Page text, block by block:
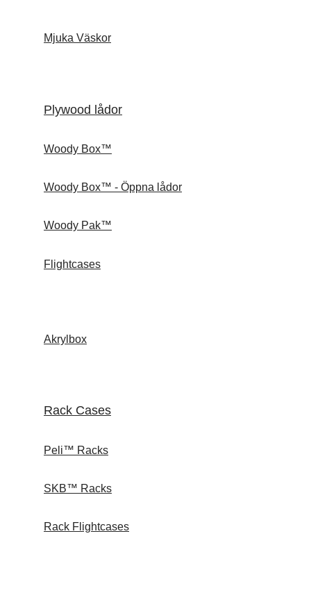
Mjuka Väskor
Plywood lådor
Woody Box™
Woody Box™ - Öppna lådor
Woody Pak™
Flightcases
Akrylbox
Rack Cases
Peli™ Racks
SKB™ Racks
Rack Flightcases